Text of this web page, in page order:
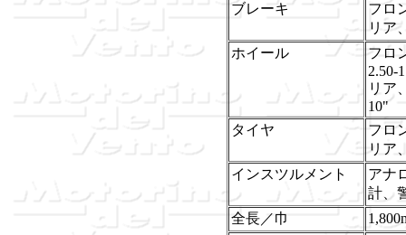
ブレーキ
フロ
リア
ホイール
フロ
2.50-
リア
10"
タイヤ
フロ
リア
インスツルメント
アナ
計、
全長／巾